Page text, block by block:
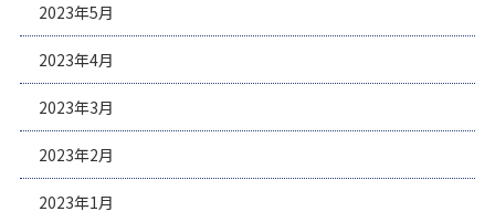
2023年5月
2023年4月
2023年3月
2023年2月
2023年1月